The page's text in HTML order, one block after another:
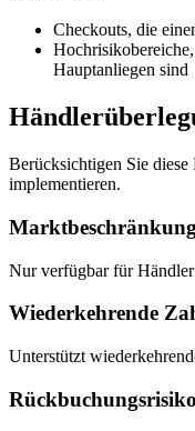
Checkouts, die
Hauptanliegen sind
Berücksichtigen Sie
implementieren.
Marktbeschränkung
Nur verfügbar für
Wiederkehrende
Unterstützt
Rückbuchungsrisiko